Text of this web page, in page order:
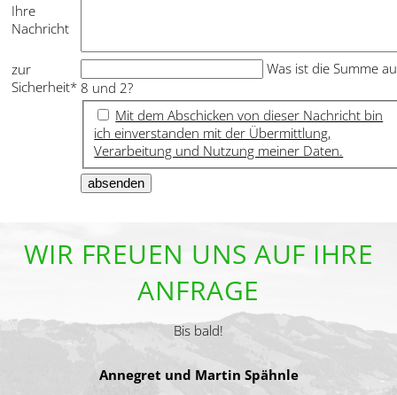
Ihre
Nachricht
Pflichtfeld
zur
Sicherheit*
Was ist die Summe
8 und 2?
Mit dem Abschicken von dieser Nachricht bin
ich einverstanden mit der Übermittlung,
Verarbeitung und Nutzung meiner Daten.
WIR FREUEN UNS AUF IHRE
ANFRAGE
Bis bald!
Annegret und Martin Spähnle